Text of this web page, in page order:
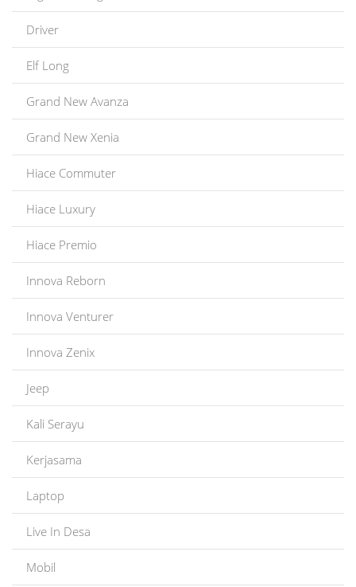
Driver
Elf Long
Grand New Avanza
Grand New Xenia
Hiace Commuter
Hiace Luxury
Hiace Premio
Innova Reborn
Innova Venturer
Innova Zenix
Jeep
Kali Serayu
Kerjasama
Laptop
Live In Desa
Mobil